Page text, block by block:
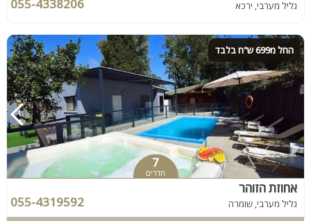
גליל מערבי, ירכא 055-4338206
החל מ699 ש"ח בלבד
7
חדרים
אחוזת הזוהר
גליל מערבי, שומרה 055-4319592